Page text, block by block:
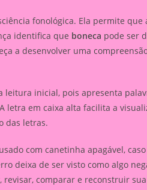
fonológica. Ela permite que
identifica que boneca pode ser
a desenvolver uma
leitura inicial, pois apresenta
letra em caixa alta facilita a
das letras.
com canetinha apagável,
deixa de ser visto como algo
comparar e reconstruir